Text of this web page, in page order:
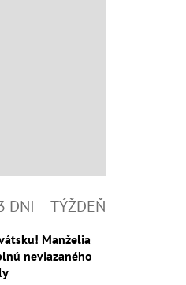
DNI TÝŽDEŇ
Manželia
neviazaného